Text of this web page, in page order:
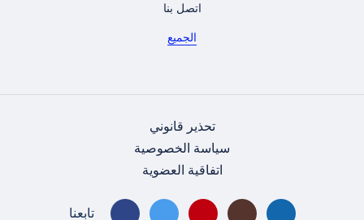
اتصل بنا
الجميع
تحذير قانوني
سياسة الخصوصية
اتفاقية العضوية
تابعنا